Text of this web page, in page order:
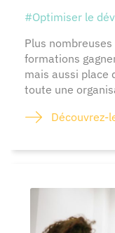
#Optimiser le
Plus
formations
mais aussi place
toute une
Découvrez-